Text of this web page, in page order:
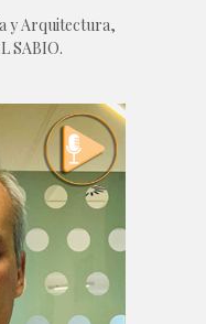
y Arquitectura,
SABIO.